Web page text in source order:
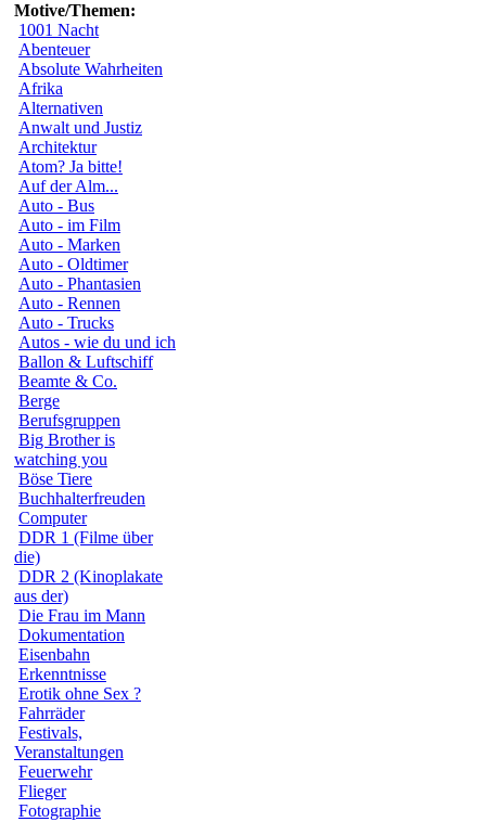
Motive/Themen:
1001 Nacht
Abenteuer
Absolute Wahrheiten
Afrika
Alternativen
Anwalt und Justiz
Architektur
Atom? Ja bitte!
Auf der Alm...
Auto - Bus
Auto - im Film
Auto - Marken
Auto - Oldtimer
Auto - Phantasien
Auto - Rennen
Auto - Trucks
Autos - wie du und ich
Ballon & Luftschiff
Beamte & Co.
Berge
Berufsgruppen
Big Brother is
watching you
Böse Tiere
Buchhalterfreuden
Computer
DDR 1 (Filme über
die)
DDR 2 (Kinoplakate
aus der)
Die Frau im Mann
Dokumentation
Eisenbahn
Erkenntnisse
Erotik ohne Sex ?
Fahrräder
Festivals,
Veranstaltungen
Feuerwehr
Flieger
Fotographie